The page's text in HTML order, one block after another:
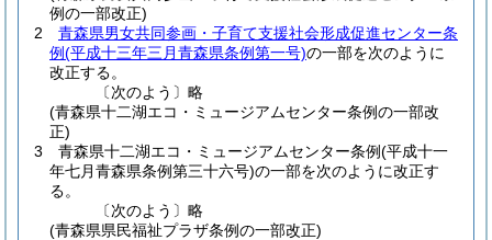
例の一部改正)
2
青森県男女共同参画・子育て支援社会形成促進センター条
例(平成十三年三月青森県条例第一号)の一部を次のように
改正する。
〔次のよう〕略
(青森県十二湖エコ・ミュージアムセンター条例の一部改
正)
3
青森県十二湖エコ・ミュージアムセンター条例(平成十一
年七月青森県条例第三十六号)の一部を次のように改正す
る。
〔次のよう〕略
(青森県県民福祉プラザ条例の一部改正)